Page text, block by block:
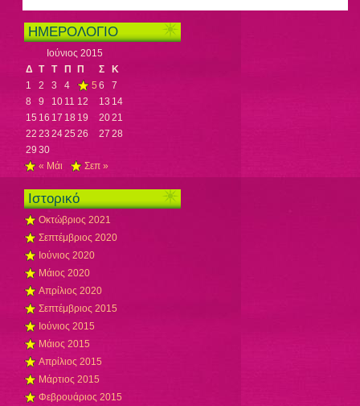
ΗΜΕΡΟΛΟΓΙΟ
Ιούνιος 2015
Δ Τ Τ Π Π Σ
Κ
1
2 3 4 5 6
7
8
9 10 11 12 13 14
15 16 17 18 19 2021
22 23 2425 26 27 28
2930
« Μάι
Σεπ »
Ιστορικό
Οκτώβριος 2021
Σεπτέμβριος 2020
Ιούνιος 2020
Μάιος 2020
Απρίλιος 2020
Σεπτέμβριος 2015
Ιούνιος 2015
Μάιος 2015
Απρίλιος 2015
Μάρτιος 2015
Φεβρουάριος 2015